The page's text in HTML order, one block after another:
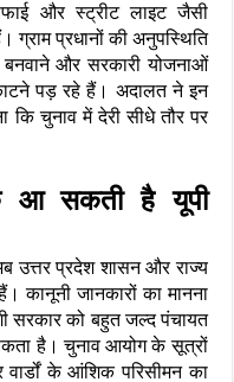
और स्ट्रीट लाइट जैसी
ग्राम प्रधानों की अनुपस्थिति
और सरकारी योजनाओं
पड़ रहे हैं। अदालत ने इन
कि चुनाव में देरी सीधे तौर पर
सकती है यूपी
उत्तर प्रदेश शासन और राज्य
कानूनी जानकारों का मानना
सरकार को बहुत जल्द पंचायत
है। चुनाव आयोग के सूत्रों
के आंशिक परिसीमन का